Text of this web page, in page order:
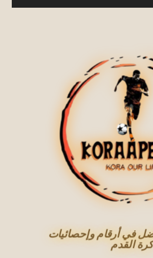
في أرقام وإحصائيات
كرة القدم